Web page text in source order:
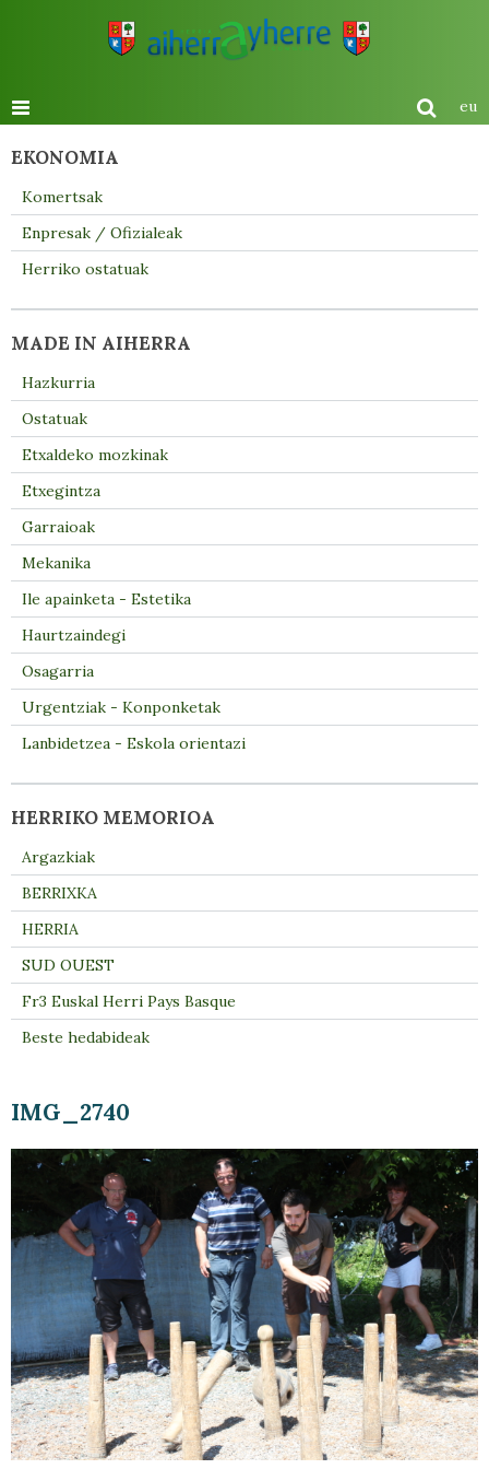
eu
IMG_2740
EKONOMIA
Komertsak
Enpresak / Ofizialeak
Herriko ostatuak
MADE IN AIHERRA
Hazkurria
Ostatuak
Etxaldeko mozkinak
Etxegintza
Garraioak
Mekanika
Ile apainketa - Estetika
Haurtzaindegi
Osagarria
Urgentziak - Konponketak
Lanbidetzea - Eskola orientazi
HERRIKO MEMORIOA
Argazkiak
BERRIXKA
HERRIA
SUD OUEST
Fr3 Euskal Herri Pays Basque
Beste hedabideak